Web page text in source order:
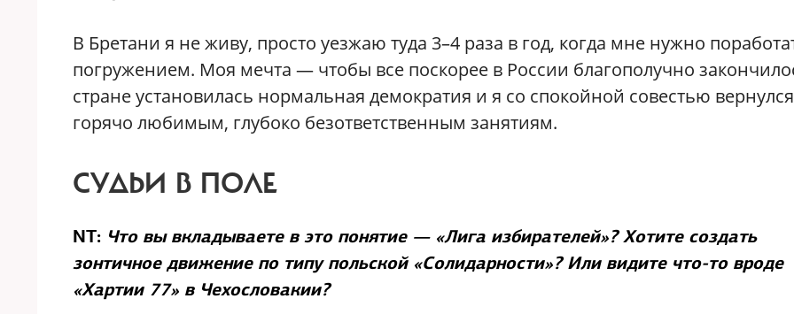
В Бретани я не живу, просто уезжаю туда 3–4 раза в год, когда мне нужно
погружением. Моя мечта — чтобы все поскорее в России благополучно
стране установилась нормальная демократия и я со спокойной совестью
горячо любимым, глубоко безответственным занятиям.
СУДЬИ В ПОЛЕ
NT: Что вы вкладываете в это понятие — «Лига избирателей»? Хотите создать
зонтичное движение по типу польской «Солидарности»? Или видите что-то вроде
«Хартии 77» в Чехословакии?